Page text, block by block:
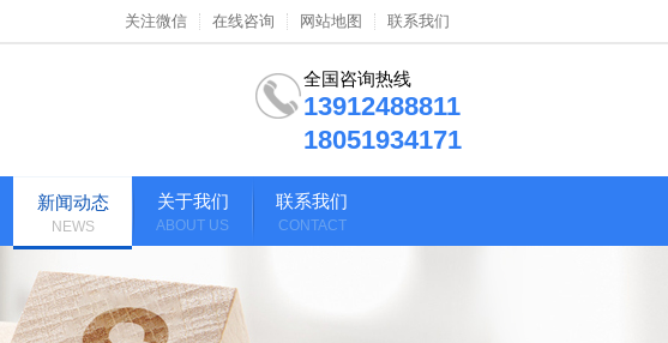
关注微信 在线咨询 网站地图 联系我们
全国咨询热线
13912488811
18051934171
新闻动态
NEWS
关于我们
ABOUT US
联系我们
CONTACT